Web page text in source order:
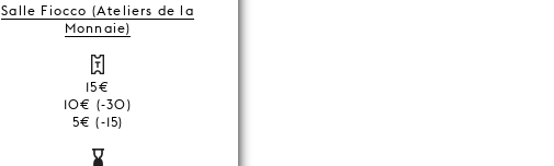
Salle Fiocco (Ateliers de la
Monnaie)
15€
10€ (-30)
5€ (-15)